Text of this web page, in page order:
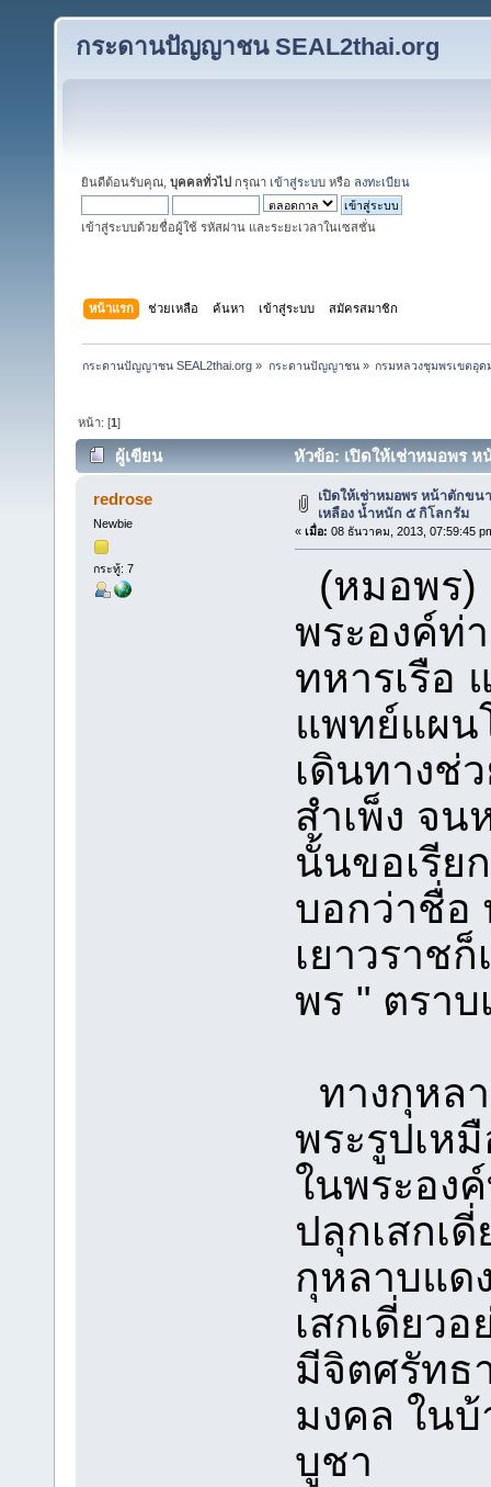
กระดานปัญญาชน SEAL2thai.org
ยินดีต้อนรับคุณ, บุคคลทั่วไป กรุณา เข้าสู่ระบบ หรือ ลงทะเบียน
เข้าสู่ระบบด้วยชื่อผู้ใช้ รหัสผ่าน และระยะเวลาในเซสชั่น
หน้าแรก ช่วยเหลือ ค้นหา เข้าสู่ระบบ สมัครสมาชิก
กระดานปัญญาชน SEAL2thai.org » กระดานปัญญาชน» กรมหลวงชุมพรเขตอุด
หน้า: [1]
ผู้เขียน
หัวข้อ: เปิดให้เช่าหมอพร
ครั้ง)
redrose
Newbie
กระทู้: 7
เปิดให้เช่าหมอพร หน้าตักขน
เหลือง น้ำหนัก ๕ กิโลกรัม
« เมื่อ: 08 ธันวาคม, 2013, 07:59:45
(หมอพร)
พระองค์ท่
ทหารเรือ
แพทย์แผน
เดินทางช่
สำเพ็ง จ
นั้นขอเรีย
บอกว่าชื่อ
เยาวราช
พร " ตรา
ทางกุหล
พระรูปเห
ในพระอง
ปลุกเสกเ
กุหลาบแด
เสกเดี่ยว
มีจิตศรัทธ
มงคล ใน
บูชา